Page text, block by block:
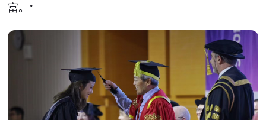
富。”